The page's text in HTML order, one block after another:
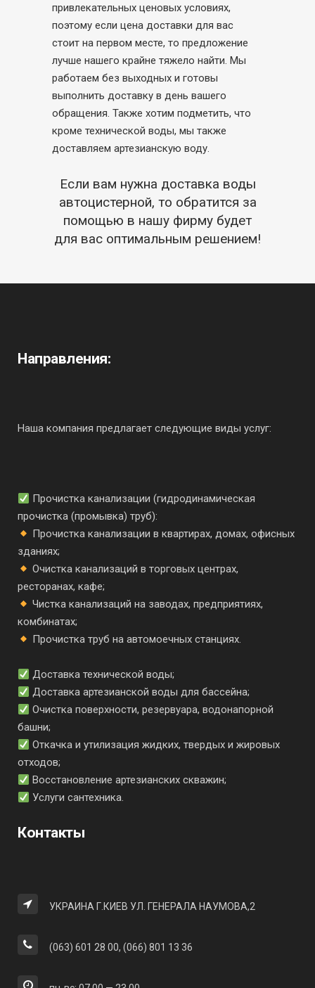
привлекательных ценовых условиях,
поэтому если цена доставки для вас
стоит на первом месте, то предложение
лучше нашего крайне тяжело найти. Мы
работаем без выходных и готовы
выполнить доставку в день вашего
обращения. Также хотим подметить, что
кроме технической воды, мы также
доставляем артезианскую воду.
Если вам нужна доставка воды
автоцистерной, то обратится за
помощью в нашу фирму будет
для вас оптимальным решением!
Направления:
Наша компания предлагает следующие виды услуг:
Прочистка канализации (гидродинамическая
прочистка (промывка) труб):
Прочистка канализации в квартирах, домах, офисных
зданиях;
Очистка канализаций в торговых центрах,
ресторанах, кафе;
Чистка канализаций на заводах, предприятиях,
комбинатах;
Прочистка труб на автомоечных станциях.
Доставка технической воды;
Доставка артезианской воды для бассейна;
Очистка поверхности, резервуара, водонапорной
башни;
Откачка и утилизация жидких, твердых и жировых
отходов;
Восстановление артезианских скважин;
Услуги сантехника.
Контакты
УКРАИНА Г.КИЕВ УЛ. ГЕНЕРАЛА НАУМОВА,2
(063) 601 28 00, (066) 801 13 36